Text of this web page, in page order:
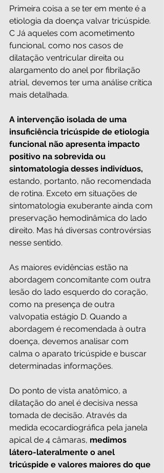
Primeira coisa a se ter em mente é a
etiologia da doença valvar tricúspide.
C Já aqueles com acometimento
funcional, como nos casos de
dilatação ventricular direita ou
alargamento do anel por fibrilação
atrial, devemos ter uma análise crítica
mais detalhada.
A intervenção isolada de uma
insuficiência tricúspide de etiologia
funcional não apresenta impacto
positivo na sobrevida ou
sintomatologia desses indivíduos,
estando, portanto, não recomendada
de rotina. Exceto em situações de
sintomatologia exuberante ainda com
preservação hemodinâmica do lado
direito. Mas há diversas controvérsias
nesse sentido.
As maiores evidências estão na
abordagem concomitante com outra
lesão do lado esquerdo do coração,
como na presença de outra
valvopatia estágio D. Quando a
abordagem é recomendada à outra
doença, devemos analisar com
calma o aparato tricúspide e buscar
determinadas informações.
Do ponto de vista anatômico, a
dilatação do anel é decisiva nessa
tomada de decisão. Através da
medida ecocardiográfica pela janela
apical de 4 câmaras, medimos
látero-lateralmente o anel
tricúspide e valores maiores do que